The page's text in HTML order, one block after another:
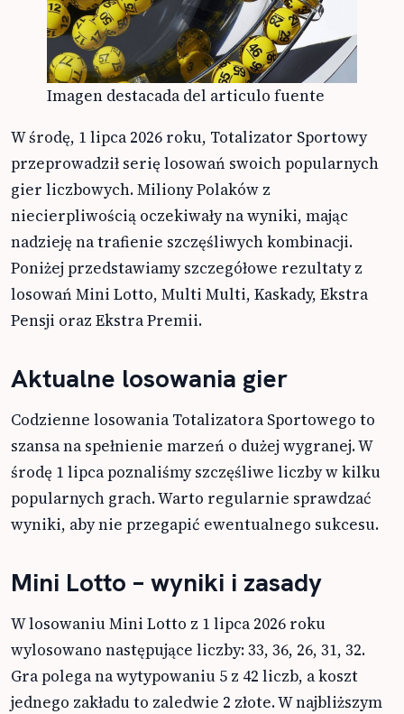
Imagen destacada del articulo fuente
W środę, 1 lipca 2026 roku, Totalizator Sportowy
przeprowadził serię losowań swoich popularnych
gier liczbowych. Miliony Polaków z
niecierpliwością oczekiwały na wyniki, mając
nadzieję na trafienie szczęśliwych kombinacji.
Poniżej przedstawiamy szczegółowe rezultaty z
losowań Mini Lotto, Multi Multi, Kaskady, Ekstra
Pensji oraz Ekstra Premii.
Aktualne losowania gier
Codzienne losowania Totalizatora Sportowego to
szansa na spełnienie marzeń o dużej wygranej. W
środę 1 lipca poznaliśmy szczęśliwe liczby w kilku
popularnych grach. Warto regularnie sprawdzać
wyniki, aby nie przegapić ewentualnego sukcesu.
Mini Lotto – wyniki i zasady
W losowaniu Mini Lotto z 1 lipca 2026 roku
wylosowano następujące liczby: 33, 36, 26, 31, 32.
Gra polega na wytypowaniu 5 z 42 liczb, a koszt
jednego zakładu to zaledwie 2 złote. W najbliższym